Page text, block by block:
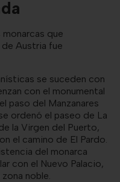
que
Austria fue
se suceden con
con el monumental
paso del Manzanares
ordenó el paseo de La
la Virgen del Puerto,
el camino de El Pardo.
del monarca
con el Nuevo Palacio,
noble.